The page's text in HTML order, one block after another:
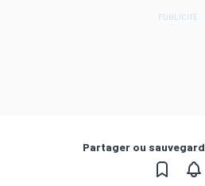
Partager ou